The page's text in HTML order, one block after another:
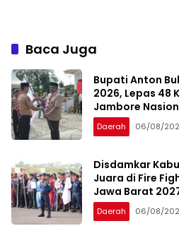
Baca Juga
Bupati Anton
2026, Lepas 48
Jambore
Daerah 06/08/
Disdamkar
Juara di Fire
Jawa Barat
Daerah 06/08/